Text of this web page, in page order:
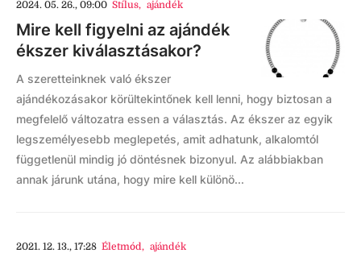
2024. 05. 26., 09:00 Stílus, ajándék
Mire kell figyelni az ajándék
ékszer kiválasztásakor?
A szeretteinknek való ékszer
ajándékozásakor körültekintőnek kell lenni, hogy biztosan a
megfelelő változatra essen a választás. Az ékszer az egyik
legszemélyesebb meglepetés, amit adhatunk, alkalomtól
függetlenül mindig jó döntésnek bizonyul. Az alábbiakban
annak járunk utána, hogy mire kell különö...
2021. 12. 13., 17:28 Életmód, ajándék